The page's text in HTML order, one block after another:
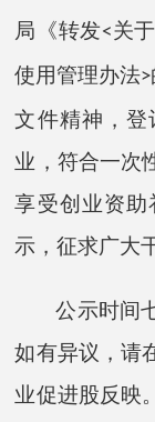
局《转发<关
使用管理办法>
文件精神， 登
业，符合一次
享受创业资助
示，征求广大
公示时间
如有异议，请
业促进股反映